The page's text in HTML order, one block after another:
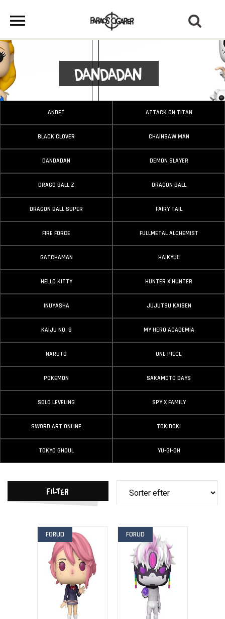
Dandadan
ANDET ATTACK ON TITAN
BLACK CLOVER CHAINSAW MAN
DANDADAN DEMON SLAYER
DRAGO BALL Z DRAGON BALL
DRAGON BALL SUPER FAIRY TAIL
FIRE FORCE FULLMETAL ALCHEMIST
GATCHAMAN HAIKYU!!
HELLO KITTY HUNTER X HUNTER
INUYASHA JUJUTSU KAISEN
KAIJU NO. 8 MY HERO ACADEMIA
NARUTO ONE PIECE
POKEMON SAKAMOTO DAYS
SOLO LEVELING SPY X FAMILY
SWORD ART ONLINE TOKIDOKI
TOKYO GHOUL YU-GI-OH
Filter
FORUD FORUD